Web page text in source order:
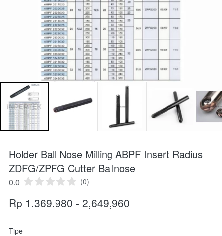
Holder Ball Nose Milling ABPF Insert Radius
ZDFG/ZPFG Cutter Ballnose
0.0 (0)
Rp 1.369.980 - 2,649,960
Tipe